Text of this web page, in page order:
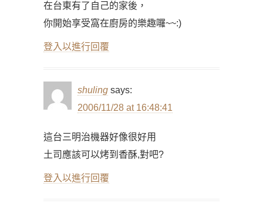
在台東有了自己的家後，
你開始享受窩在廚房的樂趣囉~~:)
登入以進行回覆
shuling says:
2006/11/28 at 16:48:41
這台三明治機器好像很好用
土司應該可以烤到香酥,對吧?
登入以進行回覆